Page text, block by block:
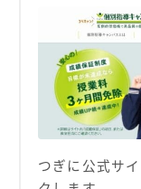
つぎに公式サ